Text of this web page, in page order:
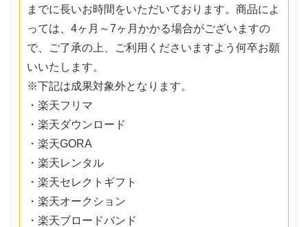
までに長いお時間をいただいております。商品によ
っては、4ヶ月～7ヶ月かかる場合がございますの
で、ご了承の上、ご利用くださいますよう何卒お願
いいたします。
※下記は成果対象外となります。
・楽天フリマ
・楽天ダウンロード
・楽天GORA
・楽天レンタル
・楽天セレクトギフト
・楽天オークション
・楽天ブロードバンド